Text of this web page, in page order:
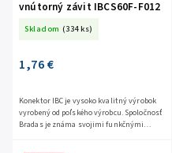
vnútorný závit IBCS60F-F012
Skladom (334 ks)
1,76 €
Konektor IBC je vysoko kvalitný výrobok
vyrobený od poľského výrobcu. Spoločnosť
Bradas je známa svojimi funkčnými